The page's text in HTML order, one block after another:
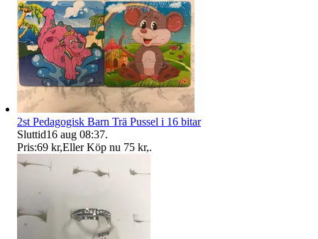
2st Pedagogisk Barn Trä Pussel i 16 bitar
Sluttid16 aug 08:37.
Pris:69 kr,Eller Köp nu 75 kr,.